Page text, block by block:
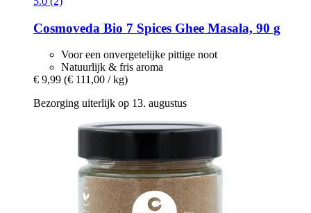
Cosmoveda Bio 7 Spices Ghee Masala, 90 g
Voor een onvergetelijke pittige noot
Natuurlijk & fris aroma
€ 9,99 (€ 111,00 / kg)
Bezorging uiterlijk op 13. augustus